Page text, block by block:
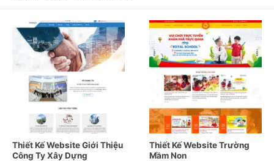
Thiết Kế Website Giới Thiệu
Công Ty Xây Dựng
Thiết Kế Website Trường
Mầm Non